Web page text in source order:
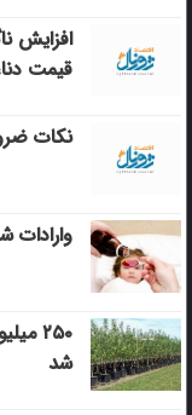
افزایش
قیمت
نکات
۲۵۰
شد